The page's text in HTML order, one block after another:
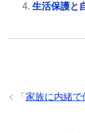
生活保護と
「 家族に内緒で